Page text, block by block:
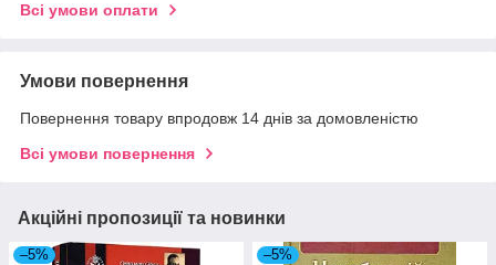
Всі умови оплати
Умови повернення
Повернення товару впродовж 14 днів за домовленістю
Всі умови повернення
Акційні пропозиції та новинки
–5% –5%